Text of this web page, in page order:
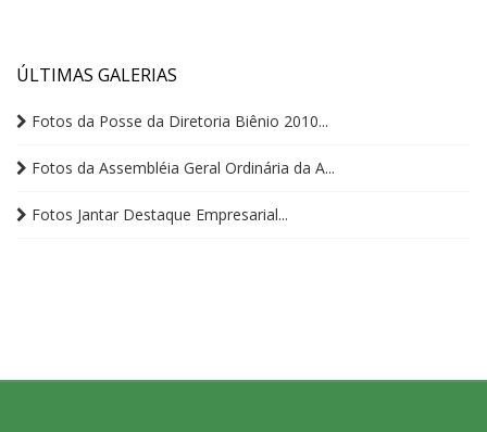
ÚLTIMAS GALERIAS
Fotos da Posse da Diretoria Biênio 2010...
Fotos da Assembléia Geral Ordinária da A...
Fotos Jantar Destaque Empresarial...